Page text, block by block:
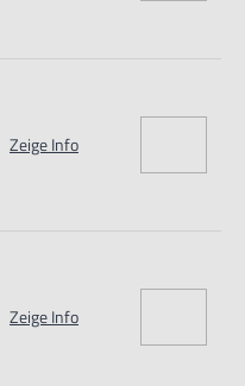
Zeige Info
Zeige Info